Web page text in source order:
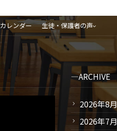
カレンダー 生徒・保護者の声
ARCHIVE
2026年8月
2026年7月